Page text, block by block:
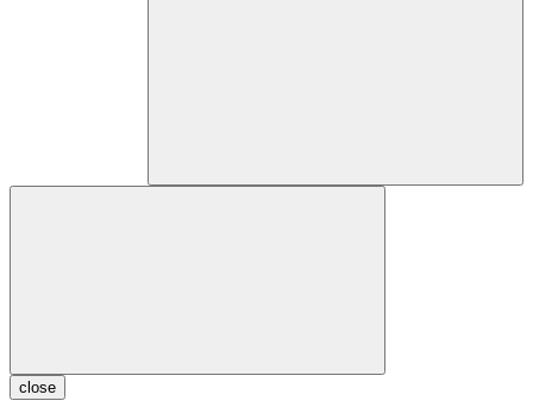
close